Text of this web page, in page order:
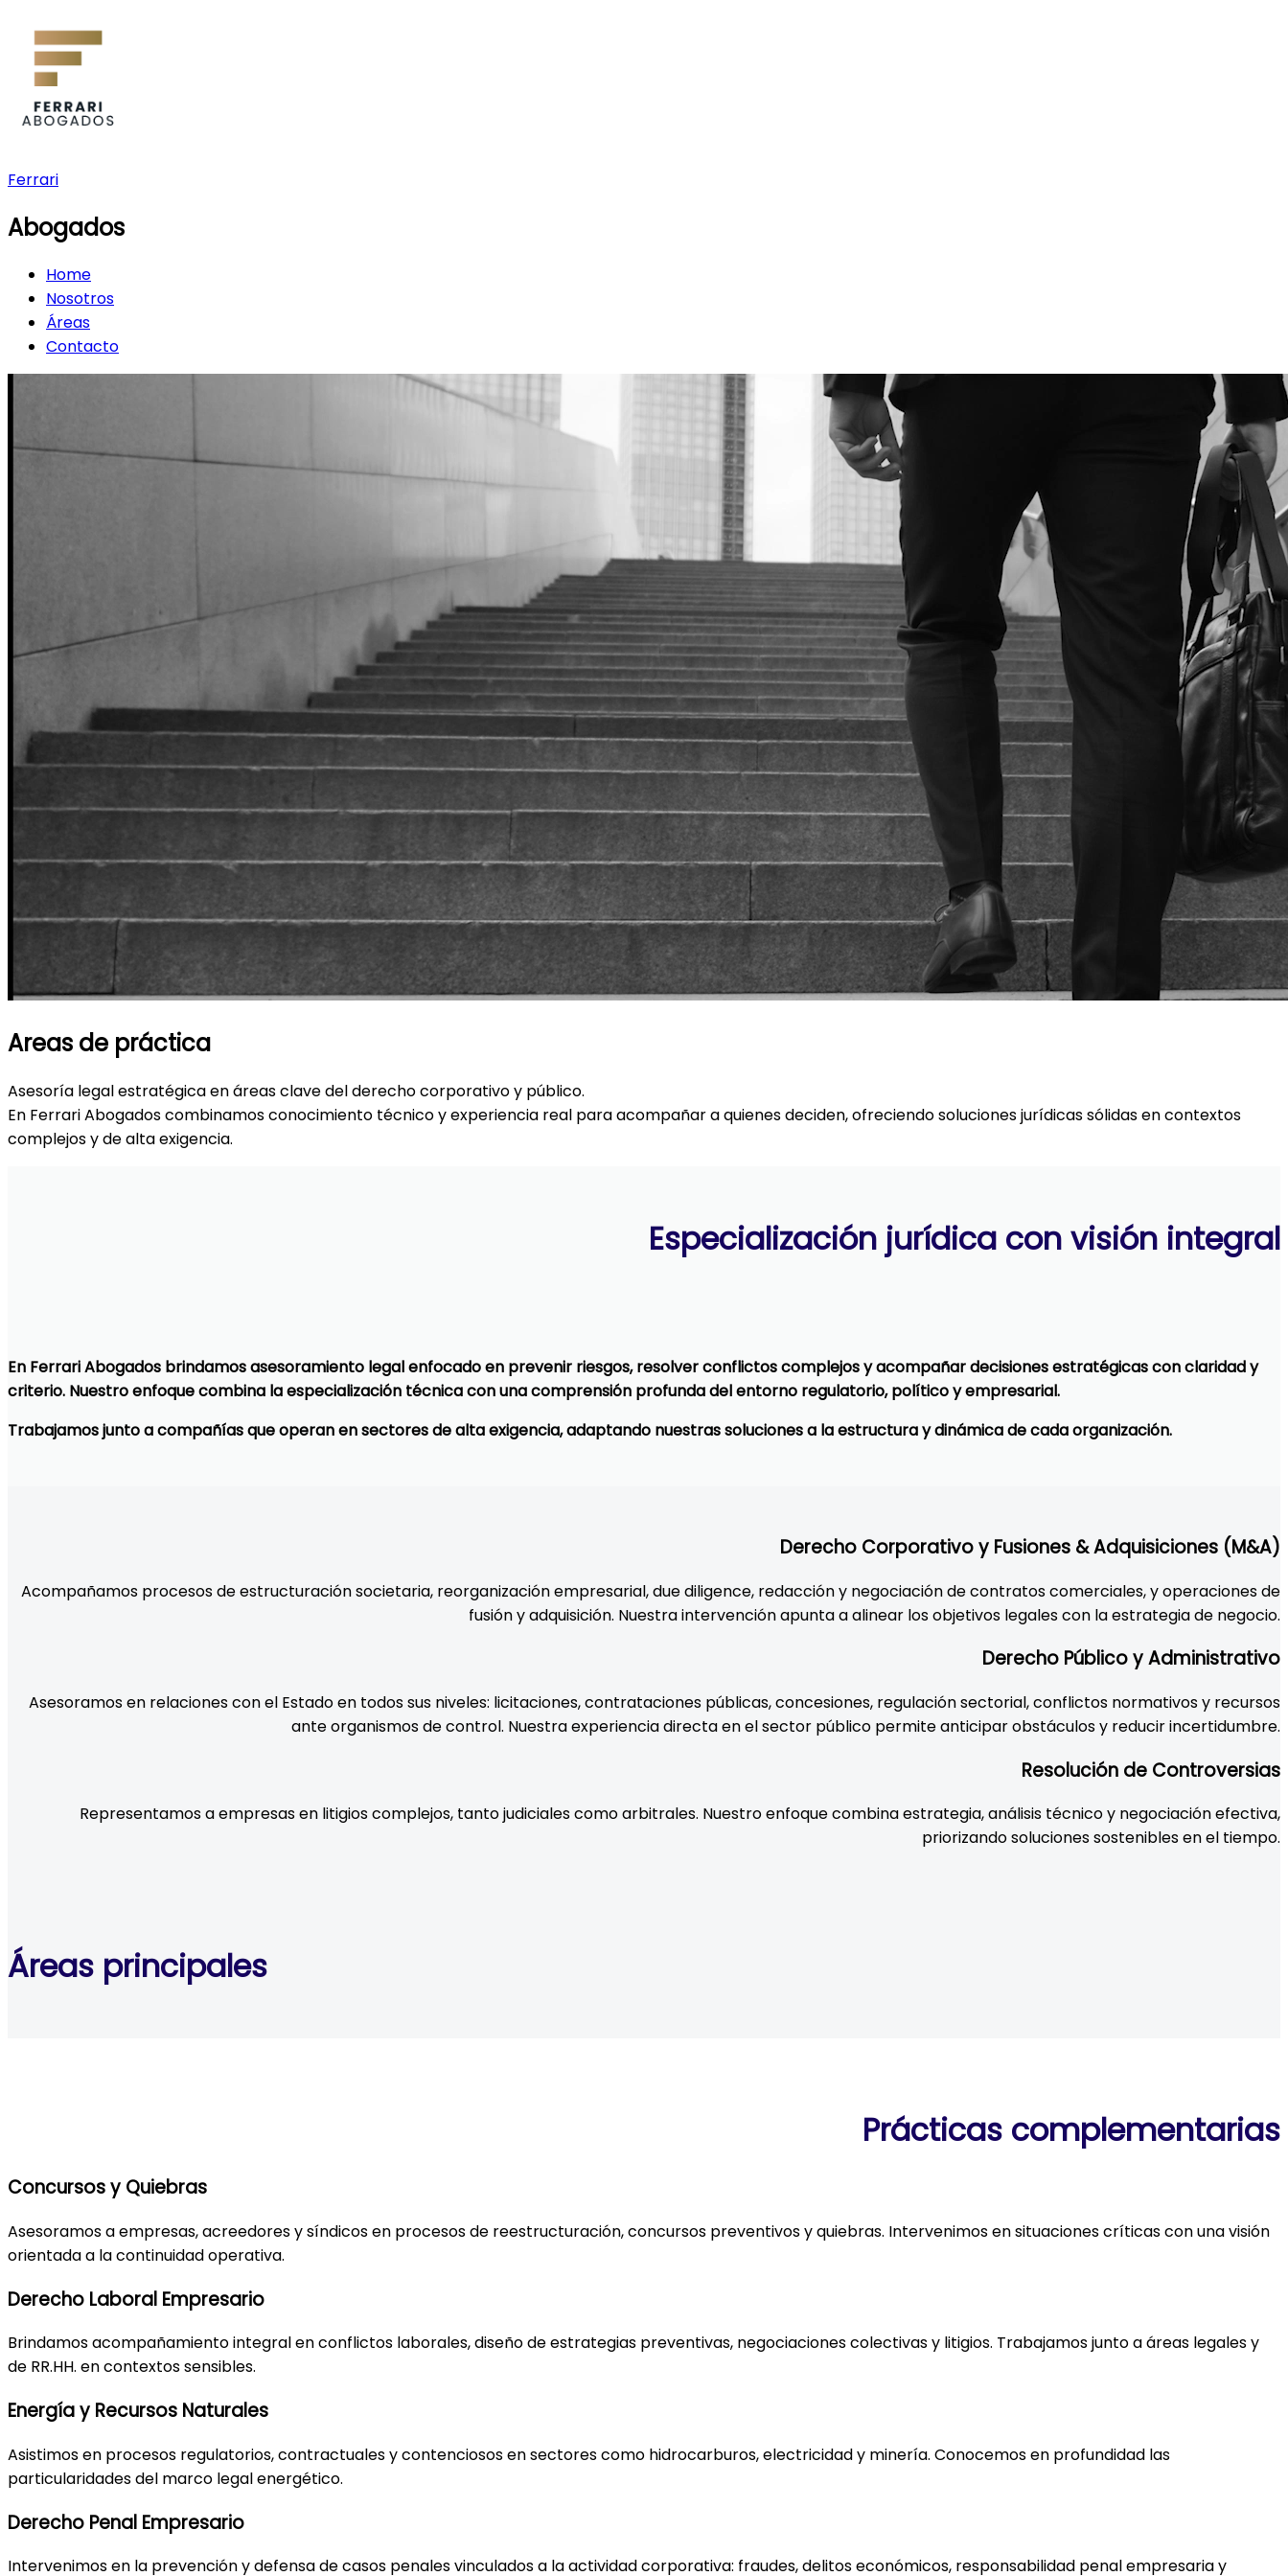
Ferrari
Abogados
Home
Nosotros
Áreas
Contacto
Areas de práctica
Asesoría legal estratégica en áreas clave del derecho corporativo y público.
En Ferrari Abogados combinamos conocimiento técnico y experiencia real para acompañar a quienes deciden, ofreciendo soluciones jurídicas sólidas en contextos
complejos y de alta exigencia.
Especialización jurídica con visión integral
En Ferrari Abogados brindamos asesoramiento legal enfocado en prevenir riesgos, resolver conflictos complejos y acompañar decisiones estratégicas con claridad y
criterio. Nuestro enfoque combina la especialización técnica con una comprensión profunda del entorno regulatorio, político y empresarial.
Trabajamos junto a compañías que operan en sectores de alta exigencia, adaptando nuestras soluciones a la estructura y dinámica de cada organización.
Derecho Corporativo y Fusiones & Adquisiciones (M&A)
Acompañamos procesos de estructuración societaria, reorganización empresarial, due diligence, redacción y negociación de contratos comerciales, y operaciones de
fusión y adquisición. Nuestra intervención apunta a alinear los objetivos legales con la estrategia de negocio.
Derecho Público y Administrativo
Asesoramos en relaciones con el Estado en todos sus niveles: licitaciones, contrataciones públicas, concesiones, regulación sectorial, conflictos normativos y recursos
ante organismos de control. Nuestra experiencia directa en el sector público permite anticipar obstáculos y reducir incertidumbre.
Resolución de Controversias
Representamos a empresas en litigios complejos, tanto judiciales como arbitrales. Nuestro enfoque combina estrategia, análisis técnico y negociación efectiva,
priorizando soluciones sostenibles en el tiempo.
Áreas principales
Prácticas complementarias
Concursos y Quiebras
Asesoramos a empresas, acreedores y síndicos en procesos de reestructuración, concursos preventivos y quiebras. Intervenimos en situaciones críticas con una visión
orientada a la continuidad operativa.
Derecho Laboral Empresario
Brindamos acompañamiento integral en conflictos laborales, diseño de estrategias preventivas, negociaciones colectivas y litigios. Trabajamos junto a áreas legales y
de RR.HH. en contextos sensibles.
Energía y Recursos Naturales
Asistimos en procesos regulatorios, contractuales y contenciosos en sectores como hidrocarburos, electricidad y minería. Conocemos en profundidad las
particularidades del marco legal energético.
Derecho Penal Empresario
Intervenimos en la prevención y defensa de casos penales vinculados a la actividad corporativa: fraudes, delitos económicos, responsabilidad penal empresaria y